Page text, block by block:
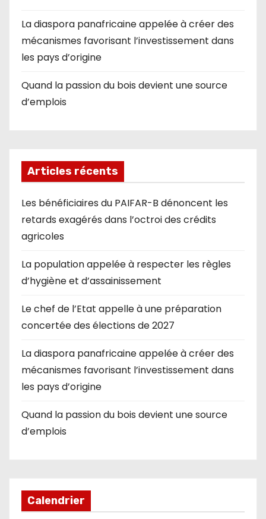
La diaspora panafricaine appelée à créer des
mécanismes favorisant l’investissement dans
les pays d’origine
Quand la passion du bois devient une source
d’emplois
Articles récents
Les bénéficiaires du PAIFAR-B dénoncent les
retards exagérés dans l’octroi des crédits
agricoles
La population appelée à respecter les règles
d’hygiène et d’assainissement
Le chef de l’Etat appelle à une préparation
concertée des élections de 2027
La diaspora panafricaine appelée à créer des
mécanismes favorisant l’investissement dans
les pays d’origine
Quand la passion du bois devient une source
d’emplois
Calendrier